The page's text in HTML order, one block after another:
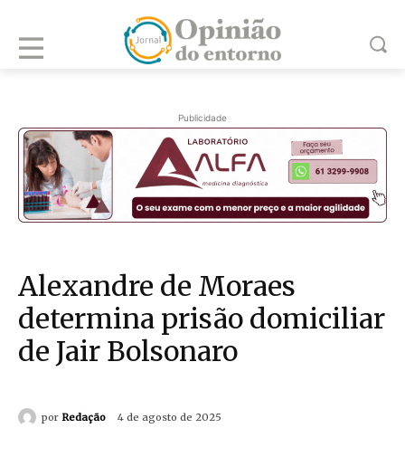
Publicidade
Alexandre de Moraes
determina prisão domiciliar
de Jair Bolsonaro
por Redação 4 de agosto de 2025